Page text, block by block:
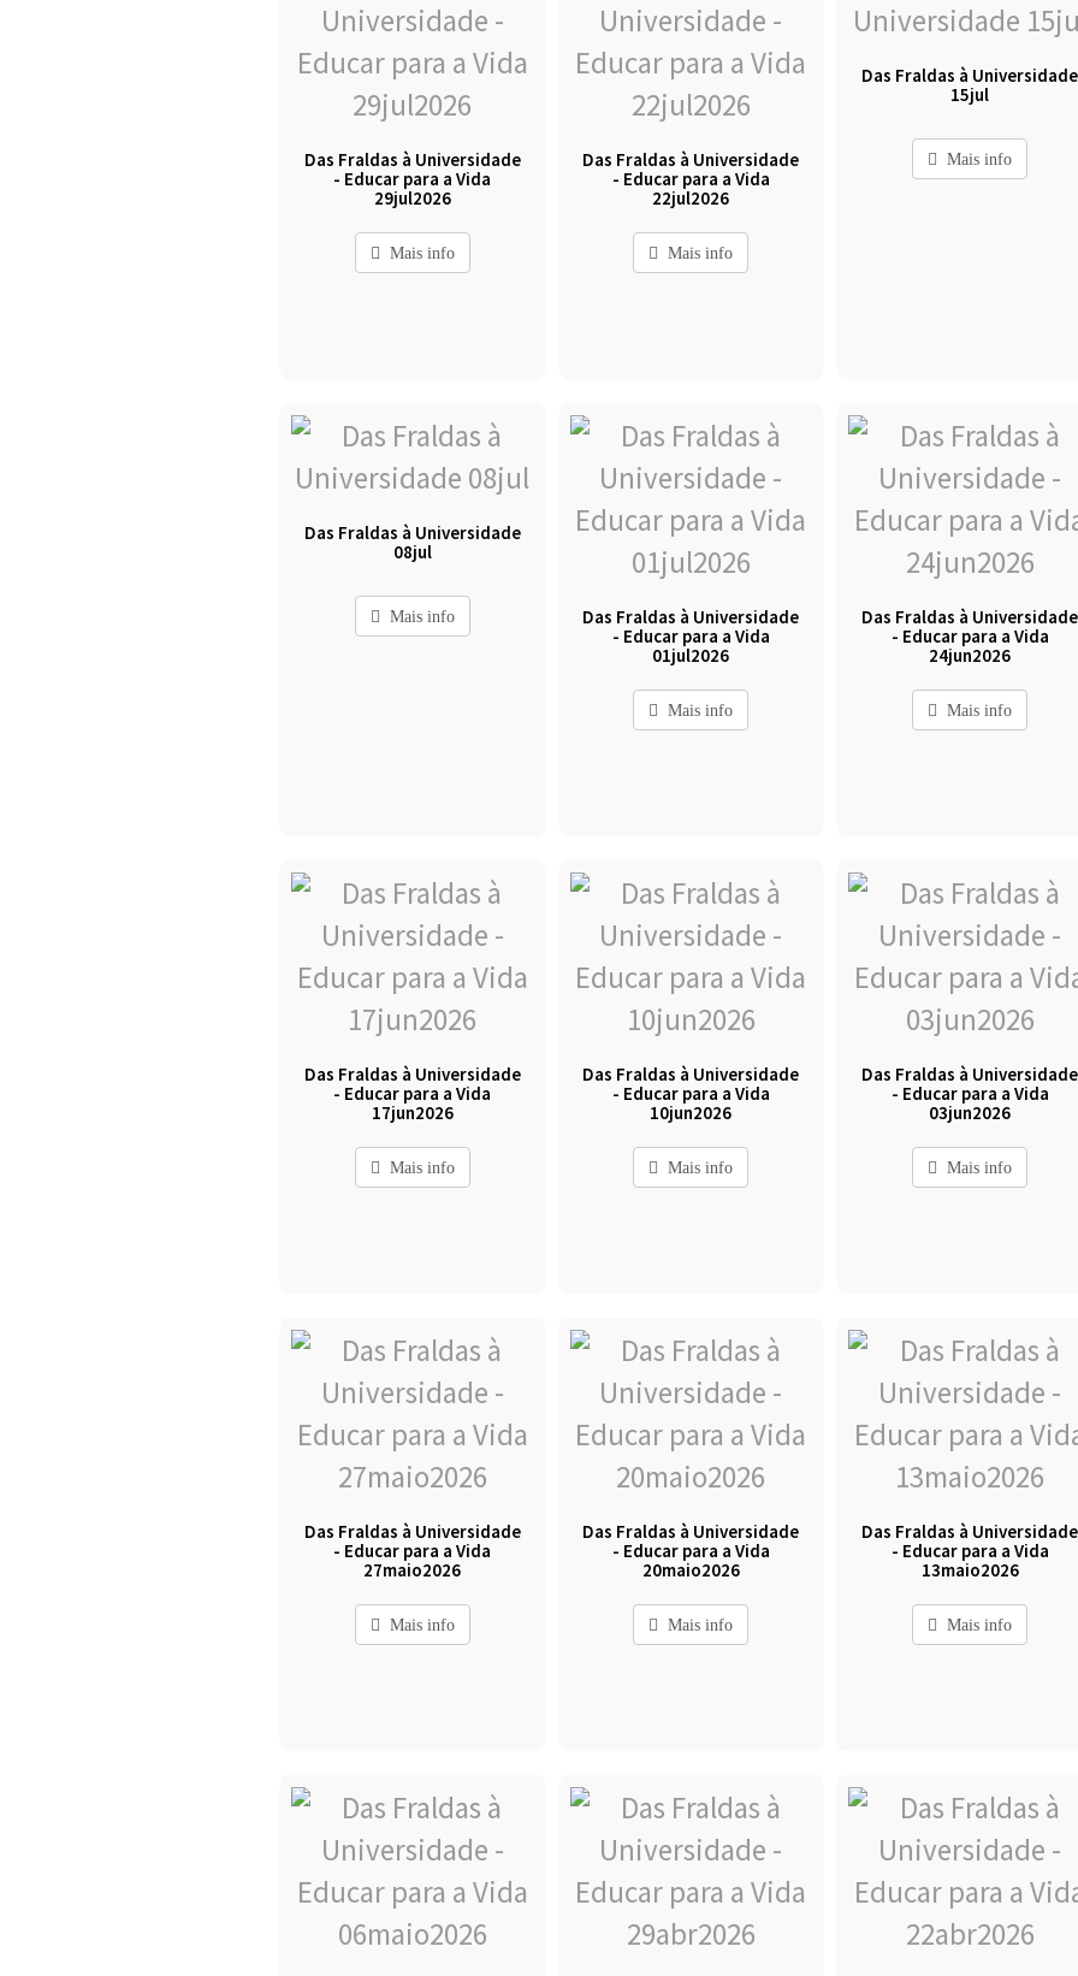
Das Fraldas à Universidade
- Educar para a Vida
29jul2026
Mais info
Das Fraldas à Universidade
- Educar para a Vida
22jul2026
Mais info
Das Fraldas à Universidade
15jul
Mais info
Das Fraldas à Universidade
08jul
Mais info
Das Fraldas à Universidade
- Educar para a Vida
01jul2026
Mais info
Das Fraldas à Universidade
- Educar para a Vida
24jun2026
Mais info
Das Fraldas à Universidade
- Educar para a Vida
17jun2026
Mais info
Das Fraldas à Universidade
- Educar para a Vida
10jun2026
Mais info
Das Fraldas à Universidade
- Educar para a Vida
03jun2026
Mais info
Das Fraldas à Universidade
- Educar para a Vida
27maio2026
Mais info
Das Fraldas à Universidade
- Educar para a Vida
20maio2026
Mais info
Das Fraldas à Universidade
- Educar para a Vida
13maio2026
Mais info